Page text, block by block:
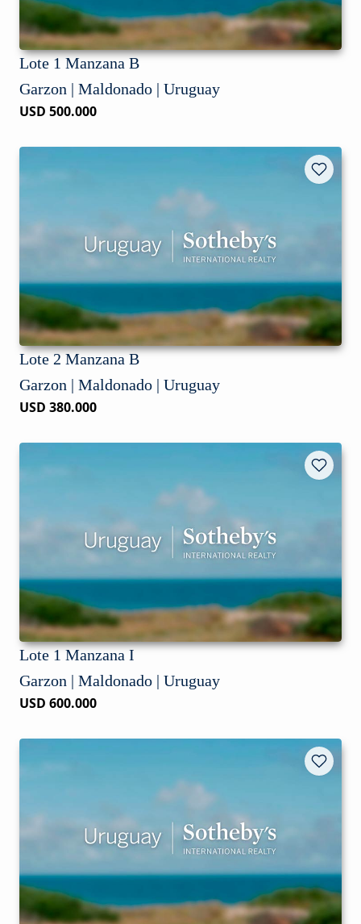
Lote 1 Manzana B
Garzon | Maldonado | Uruguay
USD 500.000
Lote 2 Manzana B
Garzon | Maldonado | Uruguay
USD 380.000
Lote 1 Manzana I
Garzon | Maldonado | Uruguay
USD 600.000